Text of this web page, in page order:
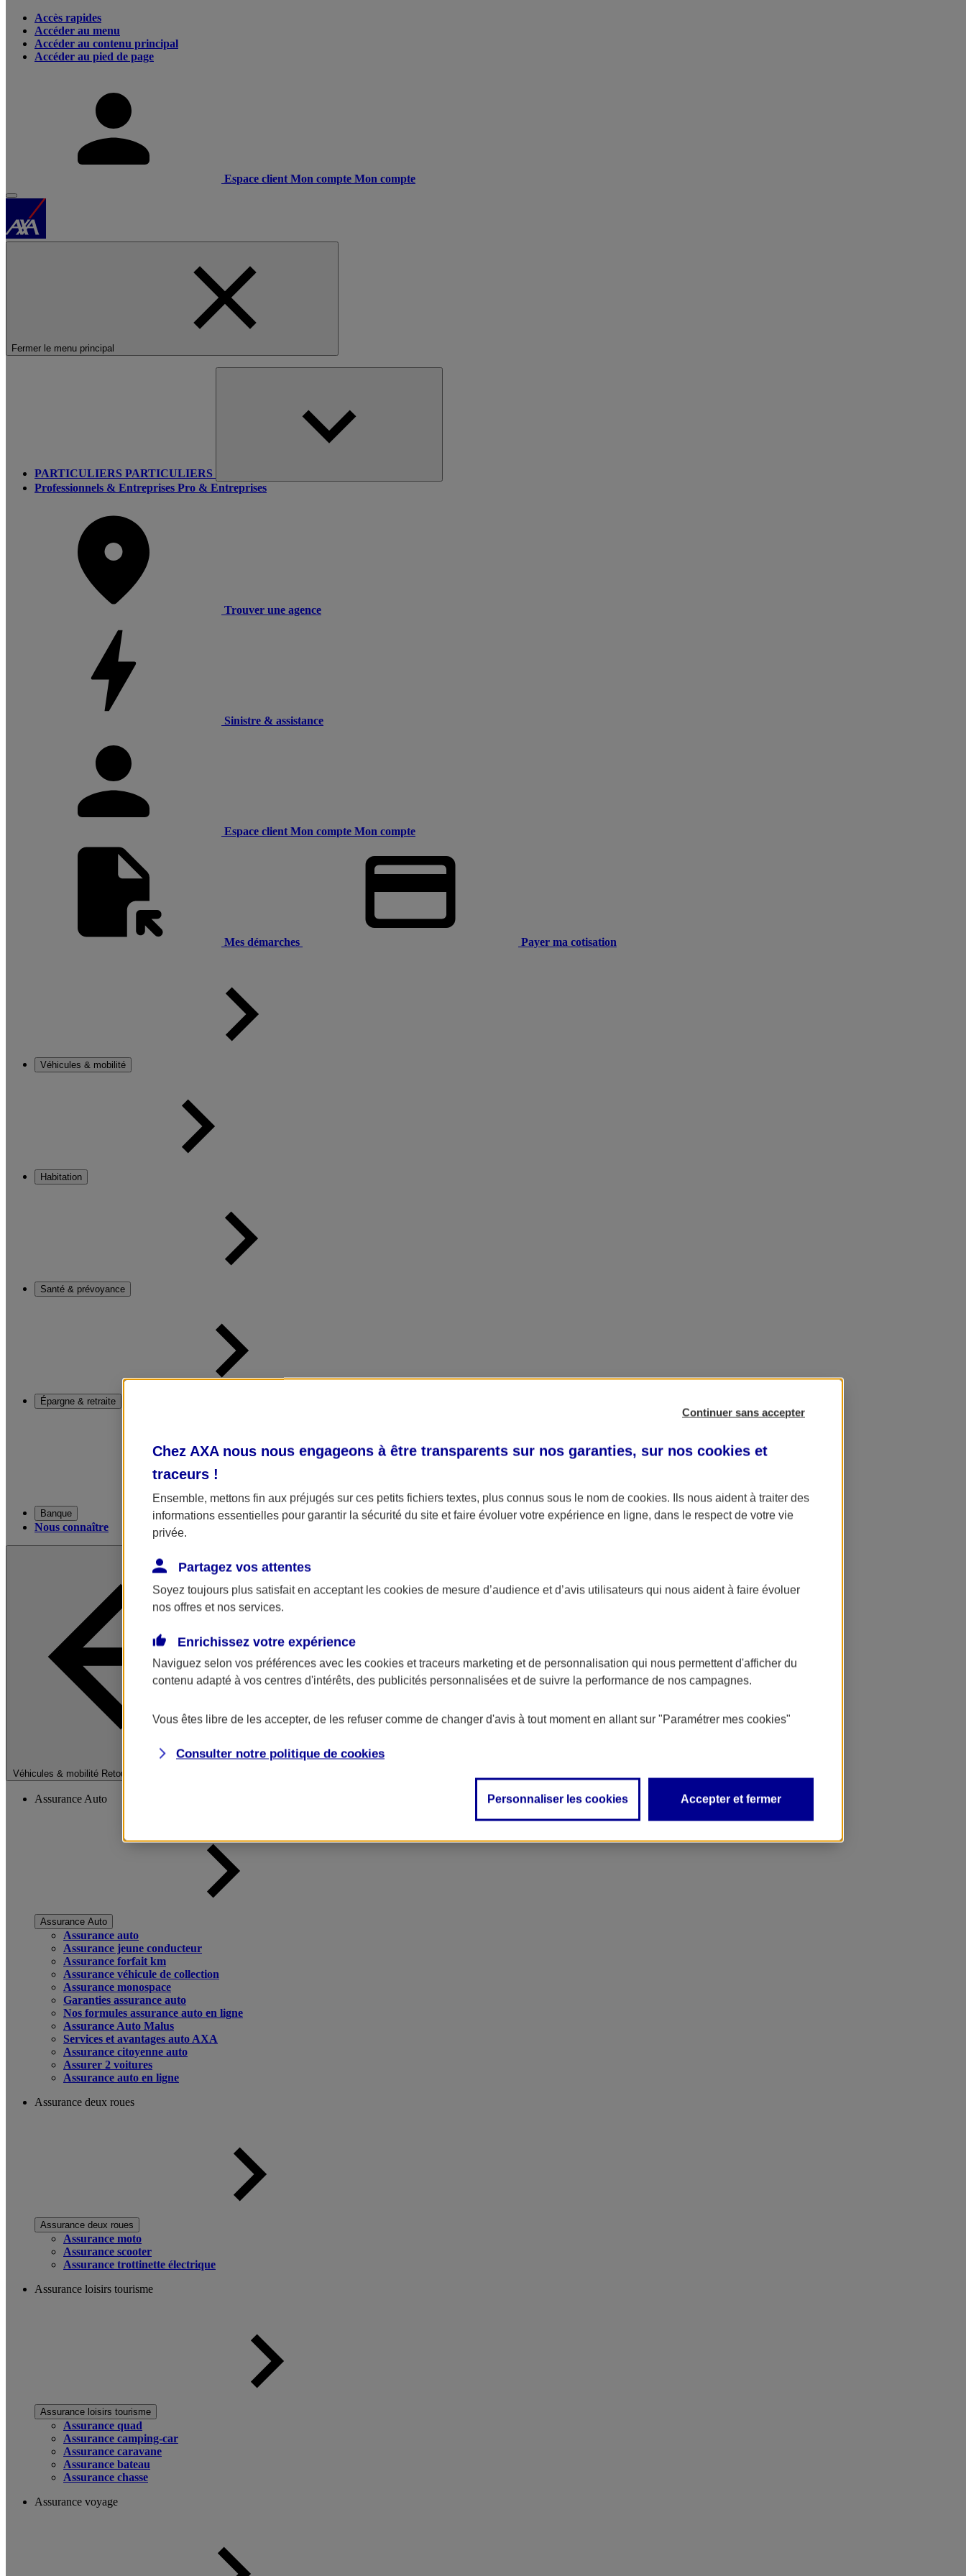
Accès rapides
Accéder au menu
Accéder au contenu principal
Accéder au pied de page
Espace client Mon compte Mon compte
Fermer le menu principal
PARTICULIERS PARTICULIERS
Professionnels & Entreprises Pro & Entreprises
Trouver une agence
Sinistre & assistance
Espace client Mon compte Mon compte
Mes démarches Payer ma cotisation
Véhicules & mobilité
Habitation
Santé & prévoyance
Épargne & retraite
Banque
Nous connaître
Véhicules & mobilité Retour à la section précédente
Fermer le menu principal
Assurance Auto
Assurance Auto
Assurance auto
Assurance jeune conducteur
Assurance forfait km
Assurance véhicule de collection
Assurance monospace
Garanties assurance auto
Nos formules assurance auto en ligne
Assurance Auto Malus
Services et avantages auto AXA
Assurance citoyenne auto
Assurer 2 voitures
Assurance auto en ligne
Assurance deux roues
Assurance deux roues
Assurance moto
Assurance scooter
Assurance trottinette électrique
Assurance loisirs tourisme
Assurance loisirs tourisme
Assurance quad
Assurance camping-car
Assurance caravane
Assurance bateau
Assurance chasse
Assurance voyage
Continuer sans accepter
Chez AXA nous nous engageons à être transparents sur nos garanties, sur nos cookies et
traceurs !
Ensemble, mettons fin aux préjugés sur ces petits fichiers textes, plus connus sous le nom de cookies. Ils nous aident à traiter des
informations essentielles pour garantir la sécurité du site et faire évoluer votre expérience en ligne, dans le respect de votre vie
privée.
Partagez vos attentes
Soyez toujours plus satisfait en acceptant les cookies de mesure d’audience et d’avis utilisateurs qui nous aident à faire évoluer
nos offres et nos services.
Enrichissez votre expérience
Naviguez selon vos préférences avec les cookies et traceurs marketing et de personnalisation qui nous permettent d'afficher du
contenu adapté à vos centres d'intérêts, des publicités personnalisées et de suivre la performance de nos campagnes.
Vous êtes libre de les accepter, de les refuser comme de changer d'avis à tout moment en allant sur "Paramétrer mes cookies"
Consulter notre politique de cookies
Personnaliser les cookies Accepter et fermer